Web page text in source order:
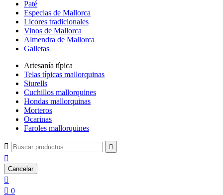
Paté
Especias de Mallorca
Licores tradicionales
Vinos de Mallorca
Almendra de Mallorca
Galletas
Artesanía típica
Telas típicas mallorquinas
Siurells
Cuchillos mallorquines
Hondas mallorquinas
Morteros
Ocarinas
Faroles mallorquines
 

Cancelar

 0